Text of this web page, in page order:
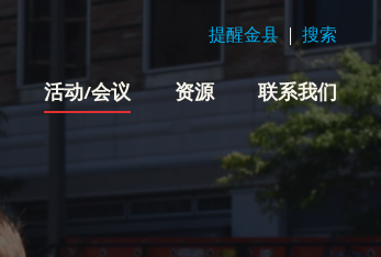
活动/会议 资源 联系我们
提醒金县 搜索